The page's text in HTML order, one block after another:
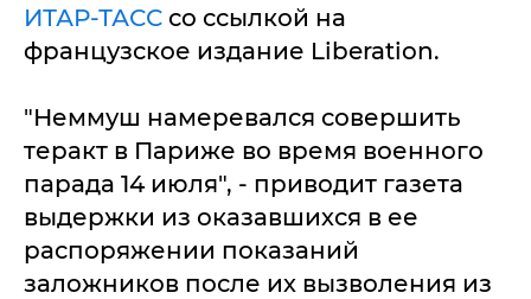
ИТАР-ТАСС со ссылкой на
французское издание Liberation.
"Неммуш намеревался совершить
теракт в Париже во время военного
парада 14 июля", - приводит газета
выдержки из оказавшихся в ее
распоряжении показаний
заложников после их вызволения из